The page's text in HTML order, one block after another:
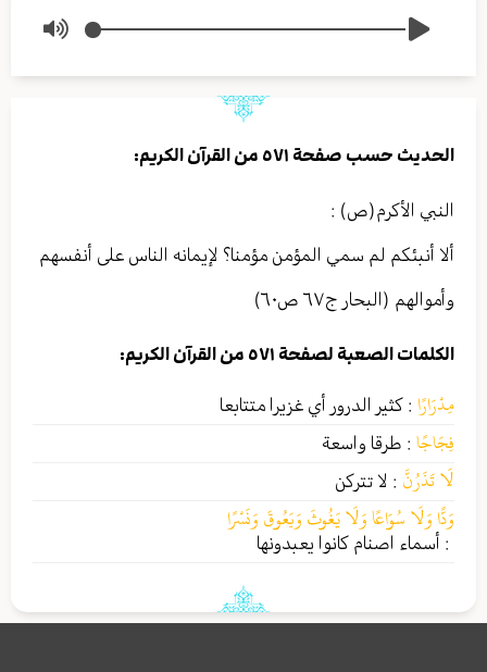
الحديث حسب صفحة ٥٧١ من القرآن الكريم:
النبي الأکرم(ص) :
ألا أنبئكم لم سمي المؤمن مؤمنا؟ لإيمانه الناس على أنفسهم
وأموالهم (البحار ج٦٧ ص٦٠)
الكلمات الصعبة لصفحة ٥٧١ من القرآن الكريم:
مِدْرَارًا : كثير الدرور أي غزيرا متتابعا
فِجَاجًا : طرقا واسعة
لَا تَذَرُنَّ : لا تتركن
وَدًّا وَلَا سُوَاعًا وَلَا يَغُوثَ وَيَعُوقَ وَنَسْرًا
: أسماء اصنام كانوا يعبدونها